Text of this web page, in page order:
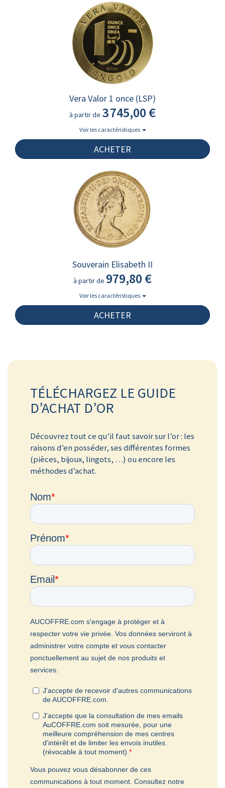
Vera Valor 1 once (LSP)
à partir de 3 745,00 €
Voir les caractéristiques
ACHETER
Souverain Elisabeth II
à partir de 979,80 €
Voir les caractéristiques
ACHETER
TÉLÉCHARGEZ LE GUIDE
D’ACHAT D’OR
Découvrez tout ce qu’il faut savoir sur l’or : les
raisons d’en posséder, ses différentes formes
(pièces, bijoux, lingots, …) ou encore les
méthodes d’achat.